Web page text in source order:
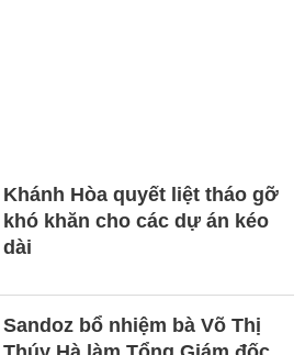
Khánh Hòa quyết liệt tháo gỡ
khó khăn cho các dự án kéo
dài
Sandoz bổ nhiệm bà Võ Thị